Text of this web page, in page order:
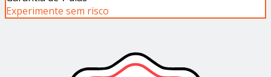
Experimente sem risco